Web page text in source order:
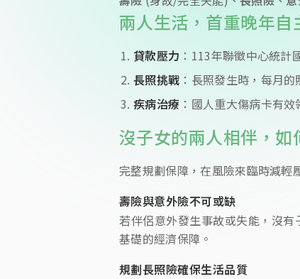
兩人生活，首重晚年自
貸款壓力 ：113年聯徵中心統計
長照挑戰 ：長照發生時，每月
疾病治療 ：國人重大傷病卡有
沒子女的兩人相伴，如
完整規劃保障，在風險來臨時減輕
壽險與意外險不可或缺
若伴侶意外發生事故或失能，沒
基礎的經濟保障。
規劃長照險確保生活品質